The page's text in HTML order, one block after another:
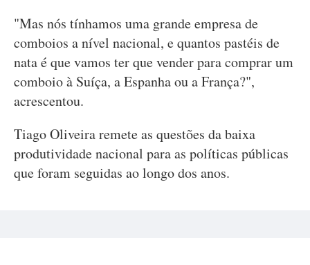
"Mas nós tínhamos uma grande empresa de
comboios a nível nacional, e quantos pastéis de
nata é que vamos ter que vender para comprar um
comboio à Suíça, a Espanha ou a França?",
acrescentou.
Tiago Oliveira remete as questões da baixa
produtividade nacional para as políticas públicas
que foram seguidas ao longo dos anos.